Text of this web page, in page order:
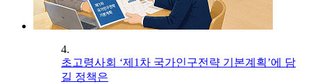
4.
초고령사회 ‘제1차 국가인구전략 기본계획’에 담
길 정책은